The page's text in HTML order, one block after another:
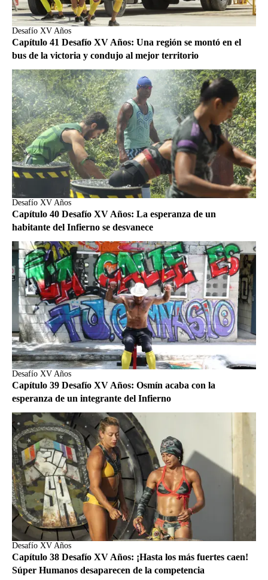
Desafío XV Años
Capítulo 41 Desafío XV Años: Una región se montó en el
bus de la victoria y condujo al mejor territorio
Desafío XV Años
Capítulo 40 Desafío XV Años: La esperanza de un
habitante del Infierno se desvanece
Desafío XV Años
Capítulo 39 Desafío XV Años: Osmín acaba con la
esperanza de un integrante del Infierno
Desafío XV Años
Capítulo 38 Desafío XV Años: ¡Hasta los más fuertes caen!
Súper Humanos desaparecen de la competencia